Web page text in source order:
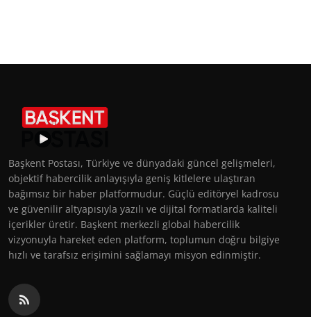
Başkent Postası, Türkiye ve dünyadaki güncel gelişmeleri,
objektif habercilik anlayışıyla geniş kitlelere ulaştıran
bağımsız bir haber platformudur. Güçlü editöryel kadrosu
ve güvenilir altyapısıyla yazılı ve dijital formatlarda kaliteli
içerikler üretir. Başkent merkezli global habercilik
vizyonuyla hareket eden platform, toplumun doğru bilgiye
hızlı ve tarafsız erişimini sağlamayı misyon edinmiştir.